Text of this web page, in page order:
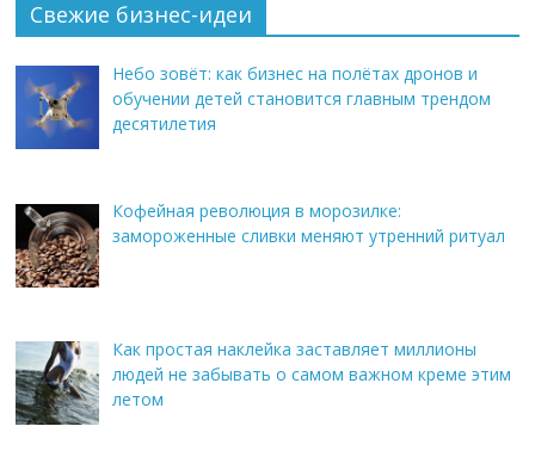
Свежие бизнес-идеи
Небо зовёт: как бизнес на полётах дронов и
обучении детей становится главным трендом
десятилетия
Кофейная революция в морозилке:
замороженные сливки меняют утренний ритуал
Как простая наклейка заставляет миллионы
людей не забывать о самом важном креме этим
летом